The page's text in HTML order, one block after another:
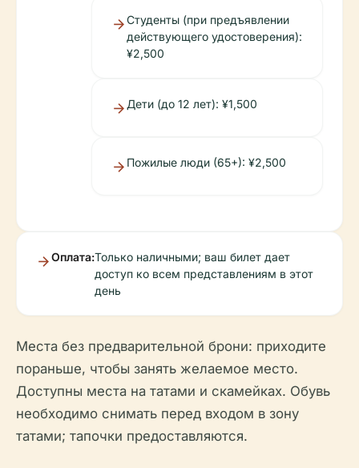
Студенты (при предъявлении
действующего удостоверения):
¥2,500
Дети (до 12 лет): ¥1,500
Пожилые люди (65+): ¥2,500
Оплата:Только наличными; ваш билет дает
доступ ко всем представлениям в этот
день
Места без предварительной брони: приходите
пораньше, чтобы занять желаемое место.
Доступны места на татами и скамейках. Обувь
необходимо снимать перед входом в зону
татами; тапочки предоставляются.